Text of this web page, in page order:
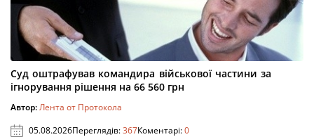
Суд оштрафував командира військової частини за
ігнорування рішення на 66 560 грн
Автор:Лента от Протокола
05.08.2026Переглядів:367Коментарі:0